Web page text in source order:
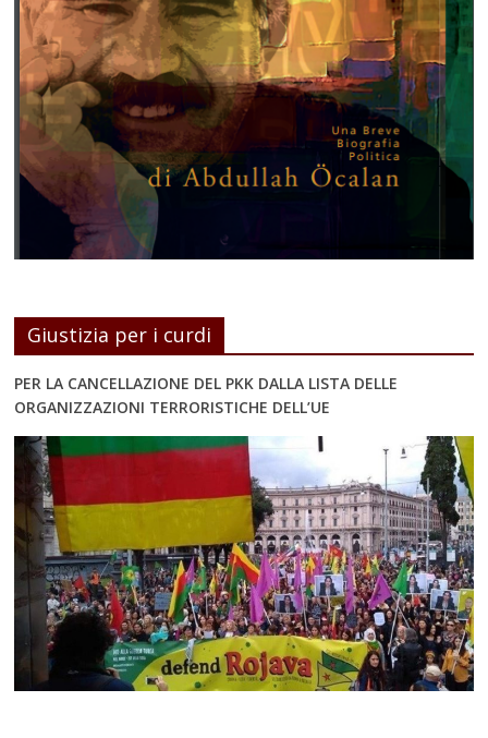
Giustizia per i curdi
PER LA CANCELLAZIONE DEL PKK DALLA LISTA DELLE
ORGANIZZAZIONI TERRORISTICHE DELL’UE